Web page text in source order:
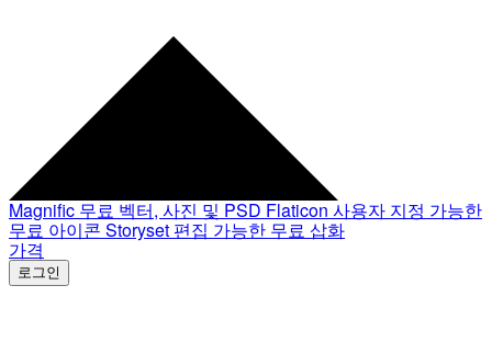
Magnific 무료 벡터, 사진 및 PSD Flaticon 사용자 지정 가능한
무료 아이콘 Storyset 편집 가능한 무료 삽화
가격
로그인